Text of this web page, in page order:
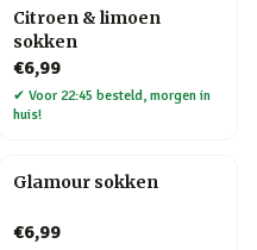
Citroen & limoen
sokken
€6,99
✔ Voor 22:45 besteld, morgen in
huis!
Glamour sokken
€6,99